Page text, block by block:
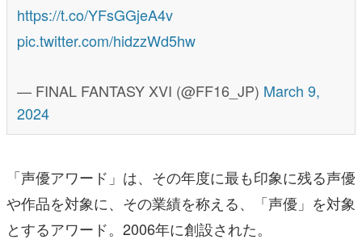
https://t.co/YFsGGjeA4v
pic.twitter.com/hidzzWd5hw
— FINAL FANTASY XVI (@FF16_JP) March 9,
2024
「声優アワード」は、その年度に最も印象に残る声優
や作品を対象に、その業績を称える、「声優」を対象
とするアワード。2006年に創設された。